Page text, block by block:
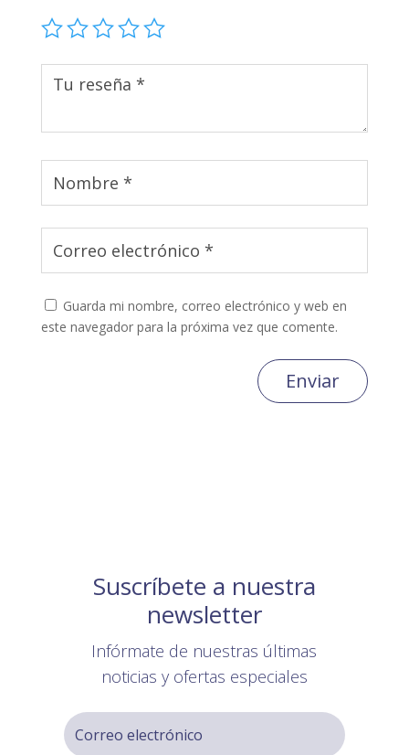
Guarda mi nombre, correo electrónico y web en
este navegador para la próxima vez que comente.
Enviar
Suscríbete a nuestra
newsletter
Infórmate de nuestras últimas
noticias y ofertas especiales